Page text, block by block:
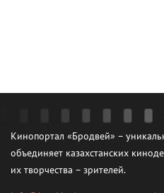
Кинопортал «Бродвей» –
объединяет казахстанских
их творчества – зрителей.